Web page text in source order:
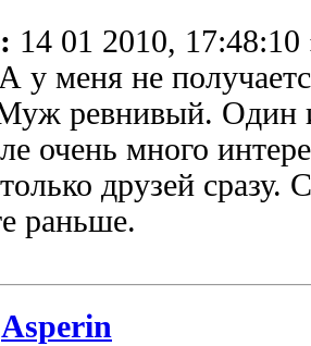
14 01 2010, 17:48:10
у меня не
ревнивый. Один
очень много
друзей сразу.
раньше.
Asperin